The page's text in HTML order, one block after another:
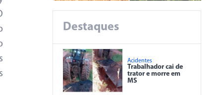
Destaques
Acidentes
Trabalhador cai de
trator e morre em
MS